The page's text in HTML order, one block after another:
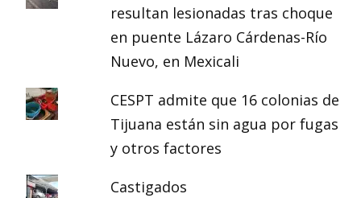
resultan lesionadas tras choque
en puente Lázaro Cárdenas-Río
Nuevo, en Mexicali
CESPT admite que 16 colonias de
Tijuana están sin agua por fugas
y otros factores
Castigados